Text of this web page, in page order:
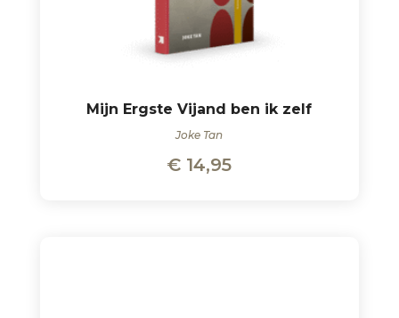
Mijn Ergste Vijand ben ik zelf
Joke Tan
€ 14,95